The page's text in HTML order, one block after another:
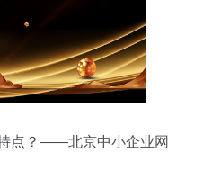
点？——北京中小企业网